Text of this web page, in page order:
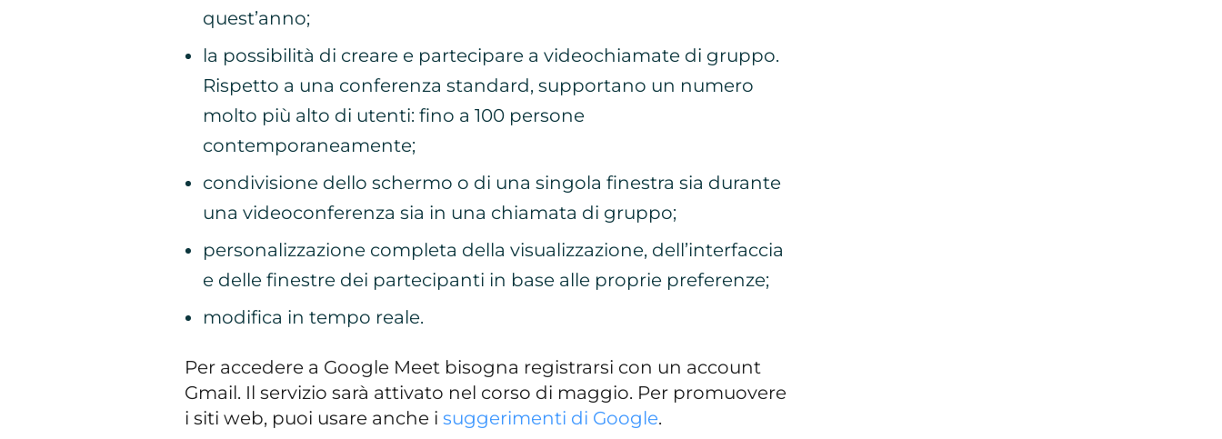
quest’anno;
la possibilità di creare e partecipare a videochiamate di gruppo.
Rispetto a una conferenza standard, supportano un numero
molto più alto di utenti: fino a 100 persone
contemporaneamente;
condivisione dello schermo o di una singola finestra sia durante
una videoconferenza sia in una chiamata di gruppo;
personalizzazione completa della visualizzazione, dell’interfaccia
e delle finestre dei partecipanti in base alle proprie preferenze;
modifica in tempo reale.
Per accedere a Google Meet bisogna registrarsi con un account
Gmail. Il servizio sarà attivato nel corso di maggio. Per promuovere
i siti web, puoi usare anche isuggerimenti di Google.